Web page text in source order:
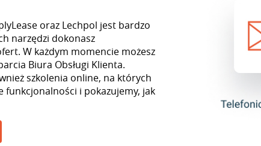
oraz Lechpol jest bardzo
narzędzi dokonasz
W każdym momencie możesz
Biura Obsługi Klienta.
szkolenia online, na których
funkcjonalności i pokazujemy, jak